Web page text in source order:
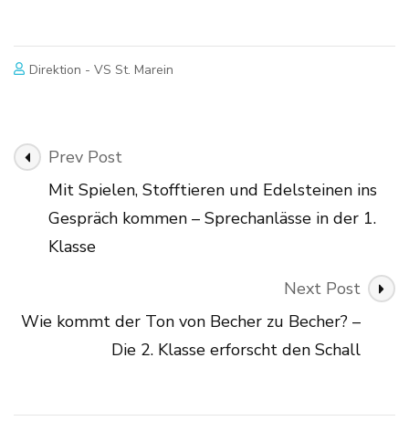
Direktion - VS St. Marein
Post
Navigation
Prev Post
Mit Spielen, Stofftieren und Edelsteinen ins
Gespräch kommen – Sprechanlässe in der 1.
Klasse
Next Post
Wie kommt der Ton von Becher zu Becher? –
Die 2. Klasse erforscht den Schall